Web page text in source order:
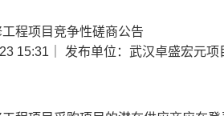
程项目竞争性磋商公告
15:31
发布单位：武汉卓盛宏元项